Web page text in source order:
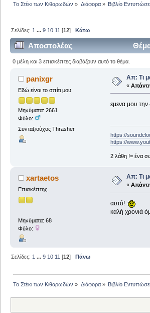
Το Στέκι των Κιθαρωδών » Διάφορα» Βιβλίο
Σελίδες: 1 ...9 10 11 [12]Κάτω
Αποστολέας
0 μέλη και 3 επισκέπτες διαβάζουν αυτό το θέμα.
panixgr
Εδώ είναι το σπίτι μου
Μηνύματα: 2661
Φύλο:
Συνταξιούχος Thrasher
Απ: Τι
«
εμενα μου την
https://
https://
2 λάθη != ένα
xartaetos
Επισκέπτης
Μηνύματα: 68
Φύλο:
Απ: Τι
«
αυτό!
καλή χρονιά
Σελίδες: 1 ...9 10 11 [12]Πάνω
Το Στέκι των Κιθαρωδών » Διάφορα» Βιβλίο